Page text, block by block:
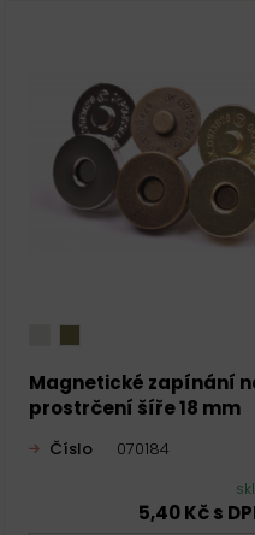
Magnetické zapínání
prostrčení šíře 18 mm
Číslo
070184
5,40 Kč s